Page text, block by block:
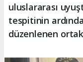
uluslararası
tespitinin
düzenlenen